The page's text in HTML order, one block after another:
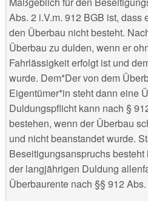
Abs. 2 i.V.m. 912 BGB ist, dass
den Überbau nicht besteht.
Überbau zu dulden, wenn er
Fahrlässigkeit erfolgt ist und
wurde. Dem*Der von dem
Eigentümer*in steht dann eine
Duldungspflicht kann nach §
bestehen, wenn der Überbau
und nicht beanstandet wurde.
Beseitigungsanspruchs
der langjährigen Duldung
Überbaurente nach §§ 912